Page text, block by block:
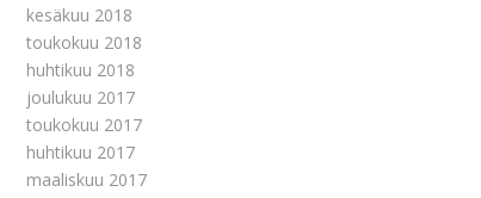
kesäkuu 2018
toukokuu 2018
huhtikuu 2018
joulukuu 2017
toukokuu 2017
huhtikuu 2017
maaliskuu 2017